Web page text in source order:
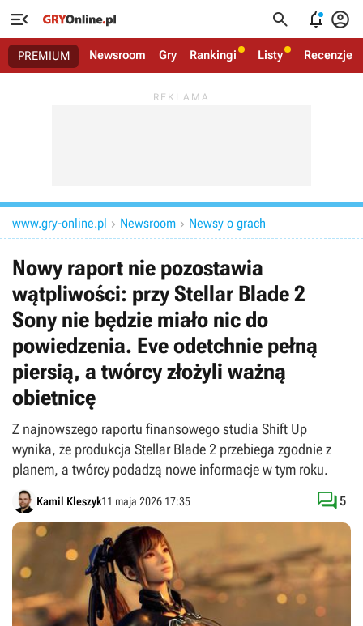
   
PREMIUM Newsroom Gry Rankingi Listy Recenzje
www.gry-online.pl  Newsroom  Newsy o grach
Nowy raport nie pozostawia
wątpliwości: przy Stellar Blade 2
Sony nie będzie miało nic do
powiedzenia. Eve odetchnie pełną
piersią, a twórcy złożyli ważną
obietnicę
Z najnowszego raportu finansowego studia Shift Up
wynika, że produkcja Stellar Blade 2 przebiega zgodnie z
planem, a twórcy podadzą nowe informacje w tym roku.
Kamil Kleszyk11 maja 2026 17:35 5